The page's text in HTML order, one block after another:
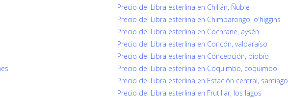
Precio del Libra esterlina en Chillán, Ñuble
Precio del Libra esterlina en Chimbarongo, o'higgins
Precio del Libra esterlina en Cochrane, aysén
Precio del Libra esterlina en Concón, valparaíso
Precio del Libra esterlina en Concepción, biobío
Precio del Libra esterlina en Coquimbo, coquimbo
Precio del Libra esterlina en Estación central, santiago
Precio del Libra esterlina en Frutillar, los lagos